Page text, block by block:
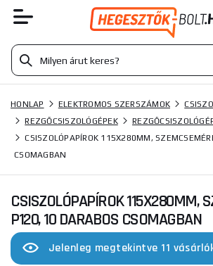
HONLAP ELEKTROMOS SZERSZÁMOK
REZGŐCSISZOLÓGÉPEK
CSISZOLÓPAPÍROK 115X280MM,
CSOMAGBAN
CSISZOLÓPAPÍROK 115X280MM,
P120, 10 DARABOS CSOMAGBAN
Jelenleg megtekintve 11